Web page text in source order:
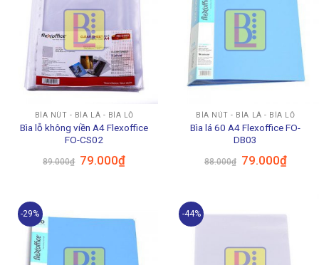
BÌA NÚT - BÌA LÁ - BÌA LỖ
Bìa lỗ không viền A4 Flexoffice
FO-CS02
89.000₫ Giá
gốc
79.000₫Giá
BÌA NÚT - BÌA LÁ - BÌA LỖ
Bìa lá 60 A4 Flexoffice FO-
DB03
88.000₫ Giá
gốc
79.000₫Giá
hiện
-29% -44%